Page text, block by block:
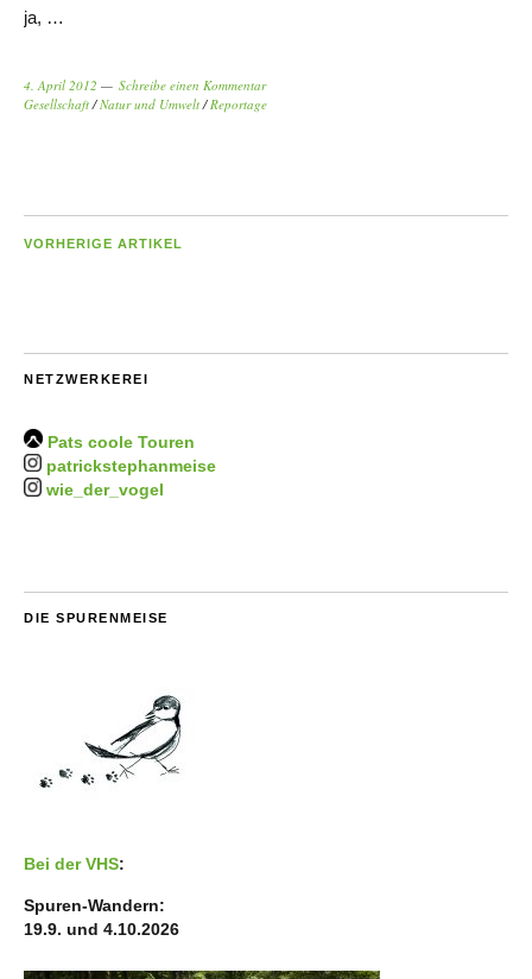
ja, …
4. April 2012
Schreibe einen Kommentar
Gesellschaft /Natur und Umwelt /Reportage
VORHERIGE ARTIKEL
NETZWERKEREI
Pats coole Touren
patrickstephanmeise
wie_der_vogel
DIE SPURENMEISE
Bei der VHS:
Spuren-Wandern:
19.9. und 4.10.2026